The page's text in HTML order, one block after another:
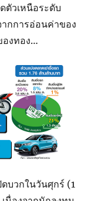
ตัวเหนือระดับ
กการอ่อนค่าของ
องทอง…
บวกในวันศุกร์ (1